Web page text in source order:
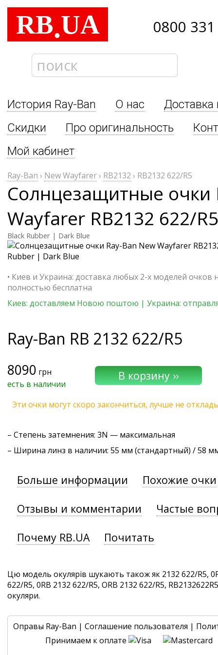
RB.UA 0800
История Ray-Ban О нас
Доставка
Скидки
Про оригинальность
Мой кабинет
Ray-Ban › New Wayfarer› RB2132 › RB2132 622/R5
Солнцезащитные очки
Wayfarer RB2132 622/R5
Black Rubber | Dark Blue
• Киев и Украина: доставка любых 2-х моделей очков
полностью бесплатна
Киев: доставляем Новою поштою | Украина:
Ray-Ban RB 2132 622/R5
8090 грн
есть в наличии
Эти очки могут скоро закончиться, лучше не
– Степень затемнения: 3N — максимальная
– Ширина линз в наличии: 55 мм (стандартный) / 58
Больше информации Похожие очки
Отзывы и комментарии Частые
Почему RB.UA Почитать
Цю модель окулярів шукають також як 2132 622/R5,
622/R5, 0RB 2132 622/R5, ORB 2132 622/R5,
окуляри.
Оправы Ray-Ban | Соглашение пользователя |
Принимаем к оплате